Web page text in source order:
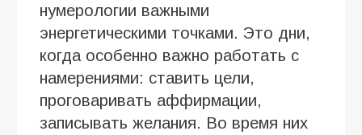
нумерологии важными
энергетическими точками. Это дни,
когда особенно важно работать с
намерениями: ставить цели,
проговаривать аффирмации,
записывать желания. Во время них